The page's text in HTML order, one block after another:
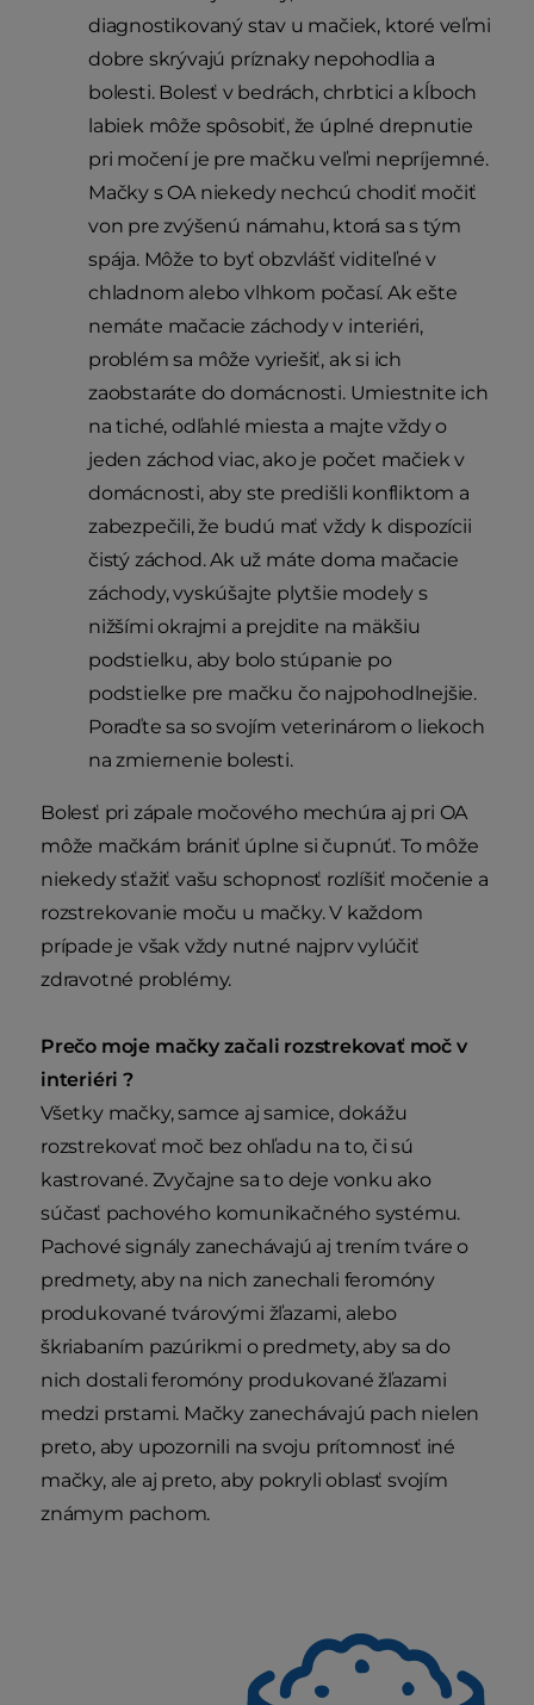
diagnostikovaný stav u mačiek, ktoré veľmi
dobre skrývajú príznaky nepohodlia a
bolesti. Bolesť v bedrách, chrbtici a kĺboch
labiek môže spôsobiť, že úplné drepnutie
pri močení je pre mačku veľmi nepríjemné.
Mačky s OA niekedy nechcú chodiť močiť
von pre zvýšenú námahu, ktorá sa s tým
spája. Môže to byť obzvlášť viditeľné v
chladnom alebo vlhkom počasí. Ak ešte
nemáte mačacie záchody v interiéri,
problém sa môže vyriešiť, ak si ich
zaobstaráte do domácnosti. Umiestnite ich
na tiché, odľahlé miesta a majte vždy o
jeden záchod viac, ako je počet mačiek v
domácnosti, aby ste predišli konfliktom a
zabezpečili, že budú mať vždy k dispozícii
čistý záchod. Ak už máte doma mačacie
záchody, vyskúšajte plytšie modely s
nižšími okrajmi a prejdite na mäkšiu
podstielku, aby bolo stúpanie po
podstielke pre mačku čo najpohodlnejšie.
Poraďte sa so svojím veterinárom o liekoch
na zmiernenie bolesti.
Bolesť pri zápale močového mechúra aj pri OA
môže mačkám brániť úplne si čupnúť. To môže
niekedy sťažiť vašu schopnosť rozlíšiť močenie a
rozstrekovanie moču u mačky. V každom
prípade je však vždy nutné najprv vylúčiť
zdravotné problémy.
Prečo moje mačky začali rozstrekovať moč v
interiéri ?
Všetky mačky, samce aj samice, dokážu
rozstrekovať moč bez ohľadu na to, či sú
kastrované. Zvyčajne sa to deje vonku ako
súčasť pachového komunikačného systému.
Pachové signály zanechávajú aj trením tváre o
predmety, aby na nich zanechali feromóny
produkované tvárovými žľazami, alebo
škriabaním pazúrikmi o predmety, aby sa do
nich dostali feromóny produkované žľazami
medzi prstami. Mačky zanechávajú pach nielen
preto, aby upozornili na svoju prítomnosť iné
mačky, ale aj preto, aby pokryli oblasť svojím
známym pachom.